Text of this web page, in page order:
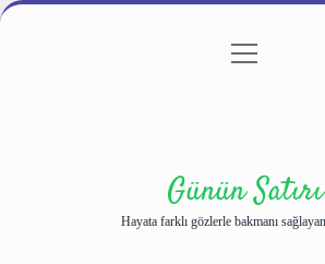
Gizlilik Politikası
menüyü
Günün Satırı
Hayata farklı gözlerle bakmanı